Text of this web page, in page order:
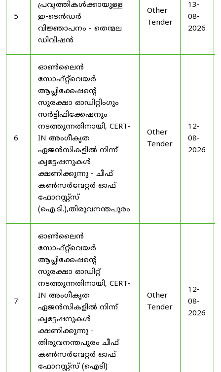
5
പ്രവൃത്തികൾക്കായുള്ള
ഇ-ടെൻഡർ
വിജ്ഞാപനം - തെന്മല
ഡിവിഷൻ
Other
Tender
13-
08-
2026
6
ഓൺലൈൻ
സോഫ്റ്റ്‌വെയർ
ആപ്ലിക്കേഷന്റെ
സുരക്ഷാ ഓഡിറ്റിംഗും
സർട്ടിഫിക്കേഷനും
നടത്തുന്നതിനായി, CERT-
IN അംഗീകൃത
ഏജൻസികളിൽ നിന്ന്
ക്വട്ടേഷനുകൾ
ക്ഷണിക്കുന്നു - ചീഫ്
കൺസർവേറ്റർ ഓഫ്
ഫോറസ്റ്റ്സ്
(ഐ.ടി.),തിരുവനന്തപുരം
Other
Tender
12-
08-
2026
7
ഓൺലൈൻ
സോഫ്റ്റ്‌വെയർ
ആപ്ലിക്കേഷന്റെ
സുരക്ഷാ ഓഡിറ്റ്
നടത്തുന്നതിനായി, CERT-
IN അംഗീകൃത
ഏജൻസികളിൽ നിന്ന്
ക്വട്ടേഷനുകൾ
ക്ഷണിക്കുന്നു -
തിരുവനന്തപുരം ചീഫ്
കൺസർവേറ്റർ ഓഫ്
ഫോറസ്റ്റ്സ് (ഐടി)
Other
Tender
12-
08-
2026